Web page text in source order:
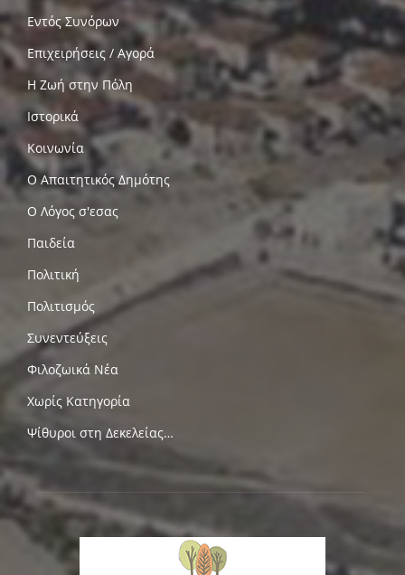
Εντός Συνόρων
Επιχειρήσεις / Αγορά
Η Ζωή στην Πόλη
Ιστορικά
Κοινωνία
Ο Απαιτητικός Δημότης
Ο Λόγος σ'εσας
Παιδεία
Πολιτική
Πολιτισμός
Συνεντεύξεις
Φιλοζωικά Νέα
Χωρίς Κατηγορία
Ψίθυροι στη Δεκελείας…